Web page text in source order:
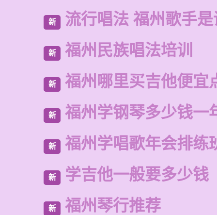
新 流行唱法 福州歌手是
新 福州民族唱法培训
新 福州哪里买吉他便宜
新 福州学钢琴多少钱一
新 福州学唱歌年会排练
新 学吉他一般要多少钱
新 福州琴行推荐